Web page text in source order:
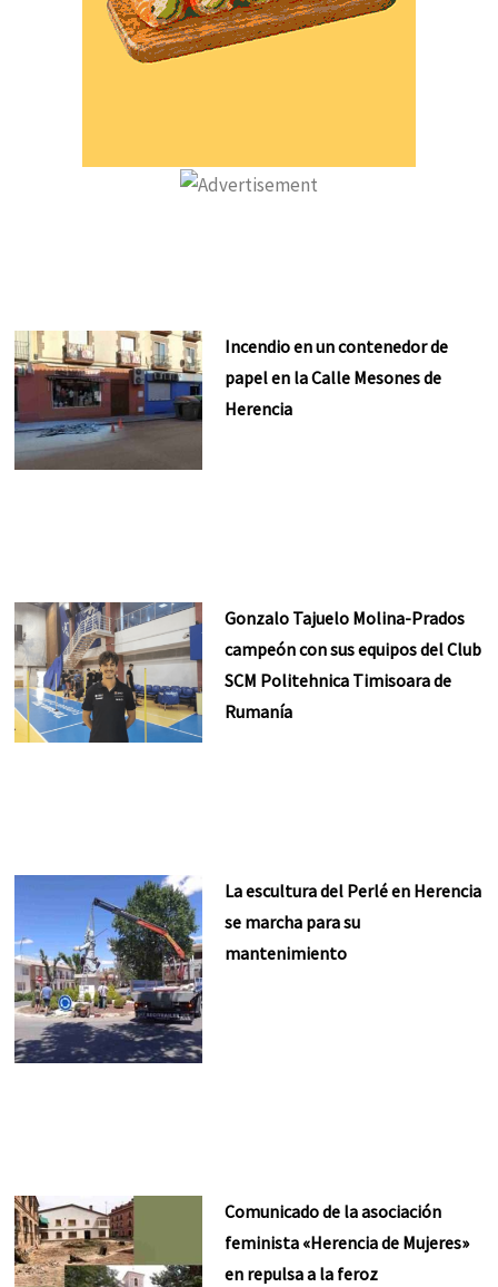
Incendio en un contenedor de
papel en la Calle Mesones de
Herencia
Gonzalo Tajuelo Molina-Prados
campeón con sus equipos del Club
SCM Politehnica Timisoara de
Rumanía
La escultura del Perlé en Herencia
se marcha para su
mantenimiento
Comunicado de la asociación
feminista «Herencia de Mujeres»
en repulsa a la feroz